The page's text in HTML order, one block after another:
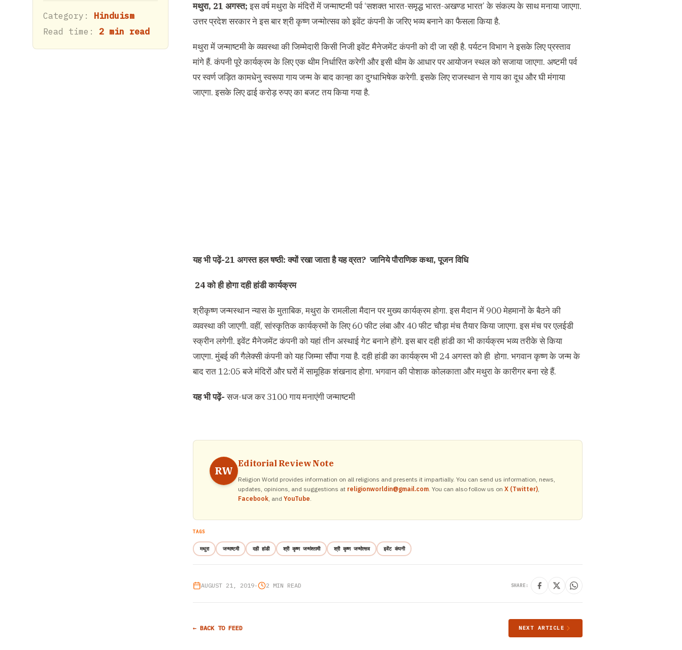
Category: Hinduism
Read time: 2 min read
मथुरा, 21 अगस्त;इस वर्ष मथुरा के मंदिरों में जन्माष्टमी पर्व ‘सशक्त भारत-समृद्ध भारत-अखण्ड भारत’ के संकल्प के साथ मनाया जाएगा.
उत्तर प्रदेश सरकार ने इस बार श्री कृष्ण जन्मोत्सव को इवेंट कंपनी के जरिए भव्य बनाने का फैसला किया है.
मथुरा में जन्माष्टमी के व्यवस्था की जिम्मेदारी किसी निजी इवेंट मैनेजमेंट कंपनी को दी जा रही है. पर्यटन विभाग ने इसके लिए प्रस्ताव
मांगे हैं. कंपनी पूरे कार्यक्रम के लिए एक थीम निर्धारित करेगी और इसी थीम के आधार पर आयोजन स्थल को सजाया जाएगा. अष्टमी पर्व
पर स्वर्ण जड़ित कामधेनु स्वरूपा गाय जन्म के बाद कान्हा का दुग्धाभिषेक करेगी. इसके लिए राजस्थान से गाय का दूध और घी मंगाया
जाएगा. इसके लिए ढाई करोड़ रुपए का बजट तय किया गया है.
यह भी पढ़ें-21 अगस्त हल षष्ठी: क्यों रखा जाता है यह व्रत? जानिये पौराणिक कथा, पूजन विधि
24को हीहोगादही हांडी कार्यक्रम
श्रीकृष्ण जन्मस्थान न्यास के मुताबिक, मथुरा के रामलीला मैदान पर मुख्य कार्यक्रम होगा. इस मैदान में 900 मेहमानों के बैठने की
व्यवस्था की जाएगी. वहीं, सांस्कृतिक कार्यक्रमों के लिए 60 फीट लंबा और 40 फीट चौड़ा मंच तैयार किया जाएगा. इस मंच पर एलईडी
स्क्रीन लगेगी. इवेंट मैनेजमेंट कंपनी को यहां तीन अस्थाई गेट बनाने होंगे. इस बार दही हांडी का भी कार्यक्रम भव्य तरीके से किया
जाएगा. मुंबई की गैलेक्सी कंपनी को यह जिम्मा सौंपा गया है. दही हांडी का कार्यक्रम भी 24 अगस्त को ही होगा. भगवान कृष्ण के जन्म के
बाद रात 12:05 बजे मंदिरों और घरों में सामूहिक शंखनाद होगा. भगवान की पोशाक कोलकाता और मथुरा के कारीगर बना रहे हैं.
यह भी पढ़ें- सज-धज कर 3100 गाय मनाएंगी जन्माष्टमी
RW
Editorial Review Note
Religion World provides information on all religions and presents it impartially. You can send us information, news,
updates, opinions, and suggestions at religionworldin@gmail.com. You can also follow us on X (Twitter),
Facebook, and YouTube.
TAGS
मथुरा जन्माष्टमी दही हांडी श्री कृष्ण जन्मंश्तामी श्री कृष्ण जन्मोत्सव इवेंट कंपनी
AUGUST 21, 2019• 2 MIN READ SHARE:
← BACK TO FEED NEXT ARTICLE